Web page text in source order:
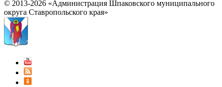
© 2013-2026 «Администрация Шпаковского муниципального
округа Ставропольского края»